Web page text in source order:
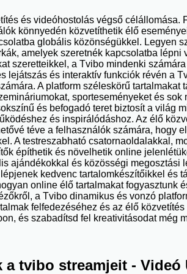
és videóhostolás végső célállomása.
könnyedén közvetíthetik élő
globális közönségükkel. Legyen
amelyek szeretnék kapcsolatba
szeretteikkel, a Tvibo mindenki
lejátszás és interaktív funkciók révén a
A platform széleskörű tartalmakat
sporteseményeket és
és befogadó teret biztosít a világ
és inspirálódáshoz. Az élő
téve a felhasználók számára, hogy
A testreszabható csatornaoldalakkal,
építhetik és növelhetik online
ajándékokkal és közösségi megosztási
kedvenc tartalomkészítőikkel és
online élő tartalmakat fogyasztunk
a Tvibo dinamikus és vonzó
felfedezéséhez és az élő
és szabadítsd fel kreativitásodat még
a tvibo streamjeit - Videó